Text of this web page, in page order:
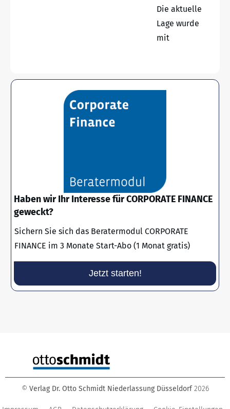
Die aktuelle
Lage wurde
mit
Haben wir Ihr Interesse für CORPORATE FINANCE
geweckt?
Sichern Sie sich das Beratermodul CORPORATE
FINANCE im 3 Monate Start-Abo (1 Monat gratis)
Jetzt starten!
© Verlag Dr. Otto Schmidt Niederlassung Düsseldorf 2026